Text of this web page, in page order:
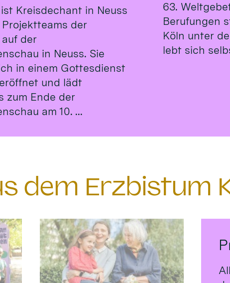
Kreisdechant in Neuss
der
der
in Neuss. Sie
in einem Gottesdienst
und lädt
zum Ende der
am 10. ...
63.
Berufungen
Köln unter
lebt sich
dem Erzbistum